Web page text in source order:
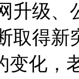
升级、
取得新
变化，